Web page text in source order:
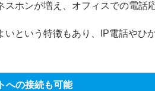
ホンが増え、オフィスでの電話
いという特徴もあり、IP電話やひ
への接続も可能